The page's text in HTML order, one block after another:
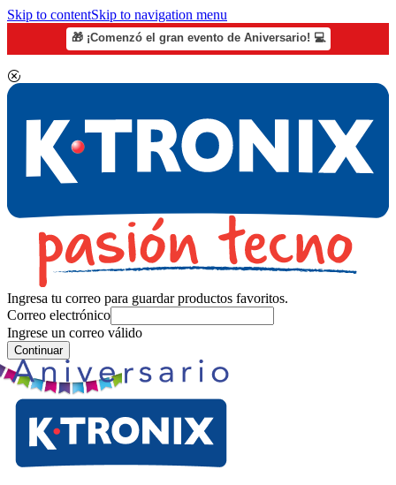
Skip to contentSkip to navigation menu
🎁 ¡Comenzó el gran evento de Aniversario! 💻
Ingresa tu correo para guardar productos favoritos.
Correo electrónico
Ingrese un correo válido
Continuar